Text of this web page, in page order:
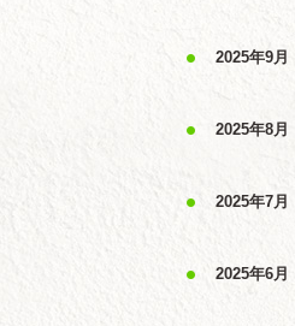
2025年9月
2025年8月
2025年7月
2025年6月